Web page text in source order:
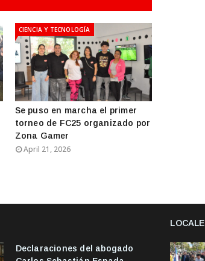
CIENCIA Y TECNOLOGÍA
Se puso en marcha el primer
torneo de FC25 organizado por
Zona Gamer
April 21, 2026
Declaraciones del abogado